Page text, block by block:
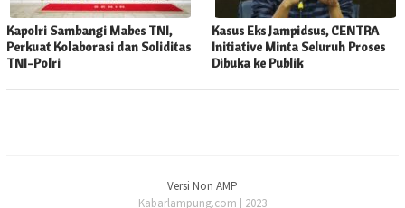
Kapolri Sambangi Mabes TNI,
Perkuat Kolaborasi dan Soliditas
TNI-Polri
Kasus Eks Jampidsus, CENTRA
Initiative Minta Seluruh Proses
Dibuka ke Publik
Versi Non AMP
Kabarlampung.com | 2023